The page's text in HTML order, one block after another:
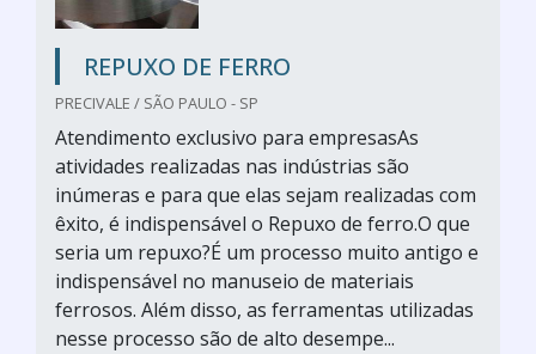
REPUXO DE FERRO
PRECIVALE / SÃO PAULO - SP
Atendimento exclusivo para empresasAs
atividades realizadas nas indústrias são
inúmeras e para que elas sejam realizadas com
êxito, é indispensável o Repuxo de ferro.O que
seria um repuxo?É um processo muito antigo e
indispensável no manuseio de materiais
ferrosos. Além disso, as ferramentas utilizadas
nesse processo são de alto desempe...